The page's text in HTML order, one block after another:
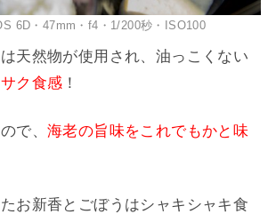
6D・47mm・f4・1/200秒・ISO100
天然物が使用され、油っこくない
ク食感 ！
で、 海老の旨味をこれでもかと味
お新香とごぼうはシャキシャキ食